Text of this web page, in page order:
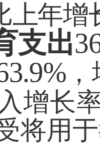
上年增
支出
，
增长
将用